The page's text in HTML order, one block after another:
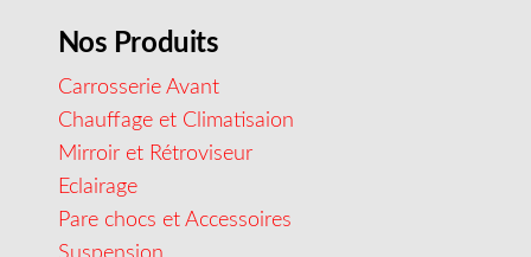
Nos Produits
Carrosserie Avant
Chauffage et Climatisaion
Mirroir et Rétroviseur
Eclairage
Pare chocs et Accessoires